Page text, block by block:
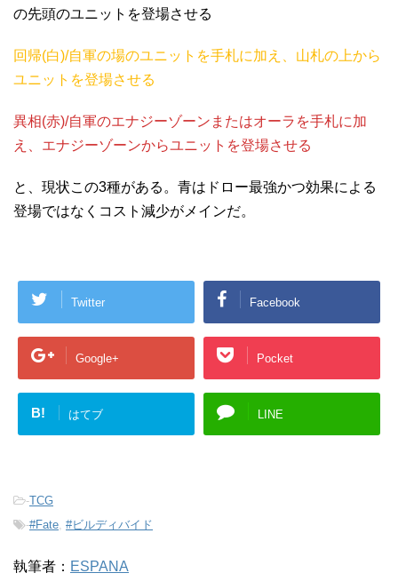
の先頭のユニットを登場させる
回帰(白)/自軍の場のユニットを手札に加え、山札の上から
ユニットを登場させる
異相(赤)/自軍のエナジーゾーンまたはオーラを手札に加
え、エナジーゾーンからユニットを登場させる
と、現状この3種がある。青はドロー最強かつ効果による
登場ではなくコスト減少がメインだ。
Twitter Facebook
Google+ Pocket
B! はてブ LINE
-TCG
-#Fate, #ビルディバイド
執筆者： ESPANA